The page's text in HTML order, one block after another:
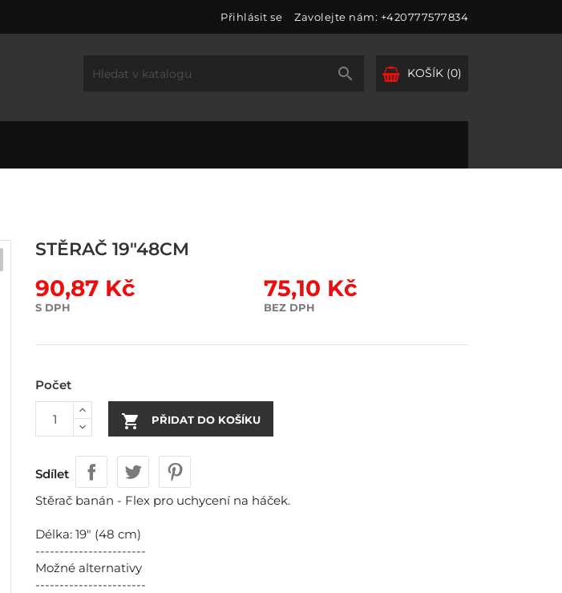
Přihlásit se Zavolejte nám: +420777577834
KOŠÍK (0)

STĚRAČ 19"48CM
90,87 Kč
S DPH
75,10 Kč
BEZ DPH
Počet
 PŘIDAT DO KOŠÍKU
Sdílet
Stěrač banán - Flex pro uchycení na háček.
Délka: 19" (48 cm)
-----------------------
Možné alternativy
-----------------------